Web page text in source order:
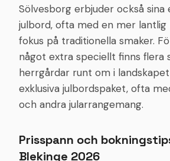
Sölvesborg erbjuder också sina
julbord, ofta med en mer lantlig
fokus på traditionella smaker.
något extra speciellt finns flera
herrgårdar runt om i
exklusiva julbordspaket, ofta
och andra jularrangemang.
Prisspann och
Blekinge 2026